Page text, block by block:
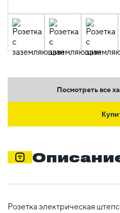
Посмотреть все
Розетка электрическая